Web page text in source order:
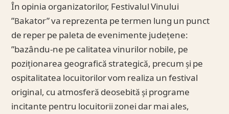
În opinia organizatorilor, Festivalul Vinului
”Bakator” va reprezenta pe termen lung un punct
de reper pe paleta de evenimente județene:
”bazându-ne pe calitatea vinurilor nobile, pe
poziționarea geografică strategică, precum și pe
ospitalitatea locuitorilor vom realiza un festival
original, cu atmosferă deosebită și programe
incitante pentru locuitorii zonei dar mai ales,